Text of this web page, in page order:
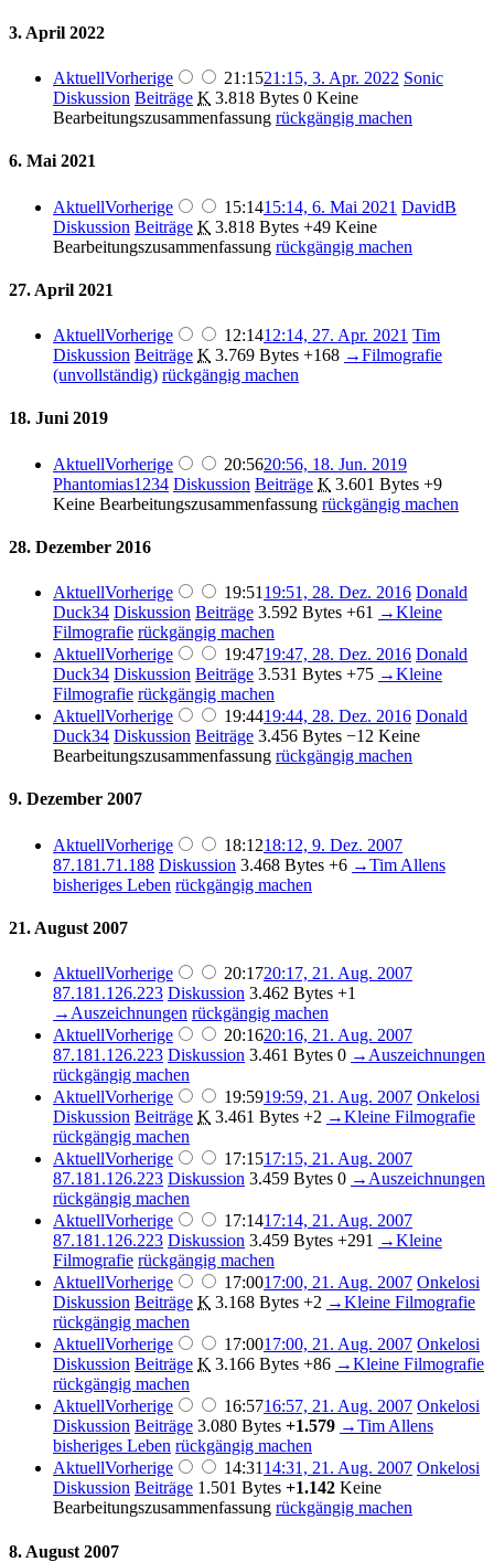
3. April 2022
AktuellVorherige 21:1521:15, 3. Apr. 2022 Sonic
Diskussion Beiträge K 3.818 Bytes 0 Keine
Bearbeitungszusammenfassung rückgängig machen
6. Mai 2021
AktuellVorherige 15:1415:14, 6. Mai 2021 DavidB
Diskussion Beiträge K 3.818 Bytes +49 Keine
Bearbeitungszusammenfassung rückgängig machen
27. April 2021
AktuellVorherige 12:1412:14, 27. Apr. 2021 Tim
Diskussion Beiträge K 3.769 Bytes +168 →Filmografie
(unvollständig) rückgängig machen
18. Juni 2019
AktuellVorherige 20:5620:56, 18. Jun. 2019
Phantomias1234 Diskussion Beiträge K 3.601 Bytes +9
Keine Bearbeitungszusammenfassung rückgängig machen
28. Dezember 2016
AktuellVorherige 19:51 19:51, 28. Dez. 2016 Donald
Duck34 Diskussion Beiträge 3.592 Bytes +61 →Kleine
Filmografie rückgängig machen
AktuellVorherige 19:4719:47, 28. Dez. 2016 Donald
Duck34 Diskussion Beiträge 3.531 Bytes +75 →Kleine
Filmografie rückgängig machen
AktuellVorherige 19:4419:44, 28. Dez. 2016 Donald
Duck34 Diskussion Beiträge 3.456 Bytes −12 Keine
Bearbeitungszusammenfassung rückgängig machen
9. Dezember 2007
AktuellVorherige 18:1218:12, 9. Dez. 2007
87.181.71.188 Diskussion 3.468 Bytes +6 →Tim Allens
bisheriges Leben rückgängig machen
21. August 2007
AktuellVorherige 20:1720:17, 21. Aug. 2007
87.181.126.223 Diskussion 3.462 Bytes +1
→ Auszeichnungen rückgängig machen
AktuellVorherige 20:1620:16, 21. Aug. 2007
87.181.126.223 Diskussion 3.461 Bytes 0 → Auszeichnungen
rückgängig machen
AktuellVorherige 19:5919:59, 21. Aug. 2007 Onkelosi
Diskussion Beiträge K 3.461 Bytes +2 →Kleine Filmografie
rückgängig machen
AktuellVorherige 17:1517:15, 21. Aug. 2007
87.181.126.223 Diskussion 3.459 Bytes 0 → Auszeichnungen
rückgängig machen
AktuellVorherige 17:1417:14, 21. Aug. 2007
87.181.126.223 Diskussion 3.459 Bytes +291 →Kleine
Filmografie rückgängig machen
AktuellVorherige 17:0017:00, 21. Aug. 2007 Onkelosi
Diskussion Beiträge K 3.168 Bytes +2 →Kleine Filmografie
rückgängig machen
AktuellVorherige 17:0017:00, 21. Aug. 2007 Onkelosi
Diskussion Beiträge K 3.166 Bytes +86 →Kleine Filmografie
rückgängig machen
AktuellVorherige 16:5716:57, 21. Aug. 2007 Onkelosi
Diskussion Beiträge 3.080 Bytes +1.579 →Tim Allens
bisheriges Leben rückgängig machen
AktuellVorherige 14:31 14:31, 21. Aug. 2007 Onkelosi
Diskussion Beiträge 1.501 Bytes +1.142 Keine
Bearbeitungszusammenfassung rückgängig machen
8. August 2007